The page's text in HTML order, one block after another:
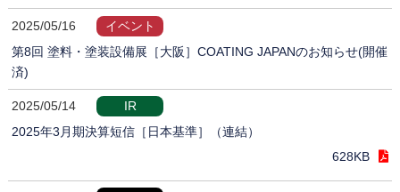
2025/05/16
イベント
第8回 塗料・塗装設備展［大阪］COATING JAPANのお知らせ(開催
済)
2025/05/14
IR
2025年3月期決算短信［日本基準］（連結）
628KB